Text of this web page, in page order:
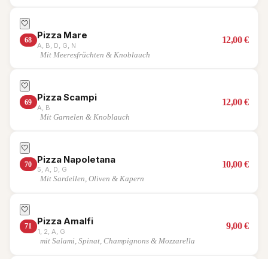
🤍
68 Pizza Mare
A, B, D, G, N
12,00€
Mit Meeresfrüchten & Knoblauch
🤍
69 Pizza Scampi
A, B
12,00€
Mit Garnelen & Knoblauch
🤍
70 Pizza Napoletana
5, A, D, G
10,00€
Mit Sardellen, Oliven & Kapern
🤍
71 Pizza Amalfi
1, 2, A, G
9,00€
mit Salami, Spinat, Champignons & Mozzarella